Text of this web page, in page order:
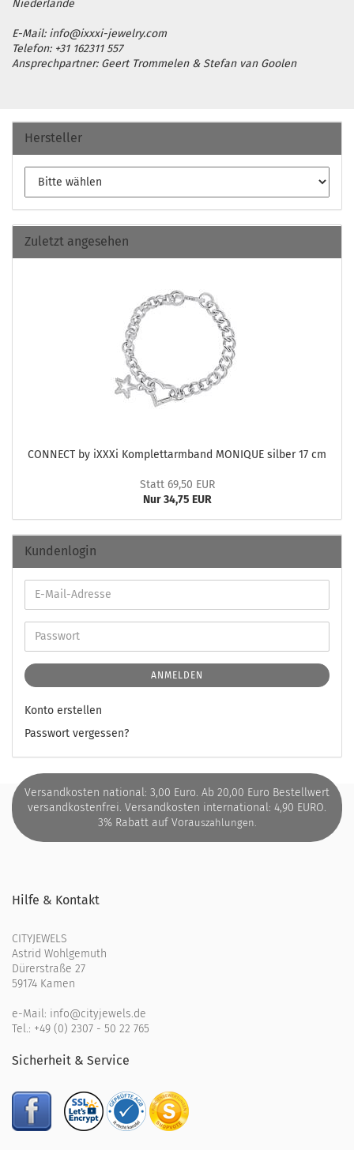
Niederlande
E-Mail: info@ixxxi-jewelry.com
Telefon: +31 162311 557
Ansprechpartner: Geert Trommelen & Stefan van Goolen
Hersteller
Zuletzt angesehen
CON­NECT by iXXXi Kom­plett­arm­band MO­NI­QUE sil­ber 17 cm
Statt 69,50 EUR
Nur 34,75 EUR
Kundenlogin
ANMELDEN
Konto erstellen
Passwort vergessen?
Versandkosten national: 3,00 Euro. Ab 20,00 Euro Bestellwert
versandkostenfrei. Versandkosten international: 4,90 EURO.
3% Rabatt auf Vorauszahlungen.
Hilfe & Kontakt
CITYJEWELS
Astrid Wohlgemuth
Dürerstraße 27
59174 Kamen
e-Mail: info@cityjewels.de
Tel.: +49 (0) 2307 - 50 22 765
Sicherheit & Service